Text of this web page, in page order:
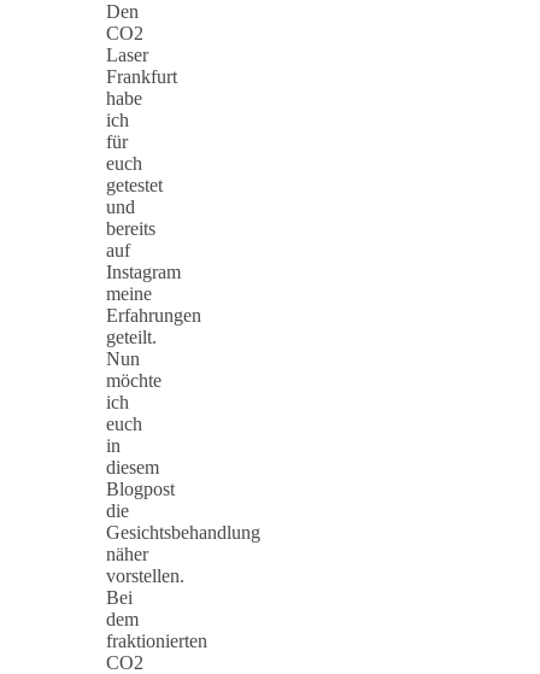
Den
CO2
Laser
Frankfurt
habe
ich
für
euch
getestet
und
bereits
auf
Instagram
meine
Erfahrungen
geteilt.
Nun
möchte
ich
euch
in
diesem
Blogpost
die
Gesichtsbehandlung
näher
vorstellen.
Bei
dem
fraktionierten
CO2